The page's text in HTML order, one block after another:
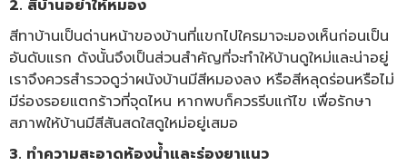
2. สีบ้านอย่าให้หมอง
สีทาบ้านเป็นด่านหน้าของบ้านที่แขกไปใครมาจะมองเห็นก่อนเป็น
อันดับแรก ดังนั้นจึงเป็นส่วนสำคัญที่จะทำให้บ้านดูใหม่และน่าอยู่
เราจึงควรสำรวจดูว่าผนังบ้านมีสีหมองลง หรือสีหลุดร่อนหรือไม่
มีร่องรอยแตกร้าวที่จุดไหน หากพบก็ควรรีบแก้ไข เพื่อรักษา
สภาพให้บ้านมีสีสันสดใสดูใหม่อยู่เสมอ
3. ทำความสะอาดห้องน้ำและร่องยาแนว